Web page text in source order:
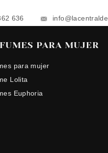
636
PARA MUJER
para mujer
Lolita
Euphoria